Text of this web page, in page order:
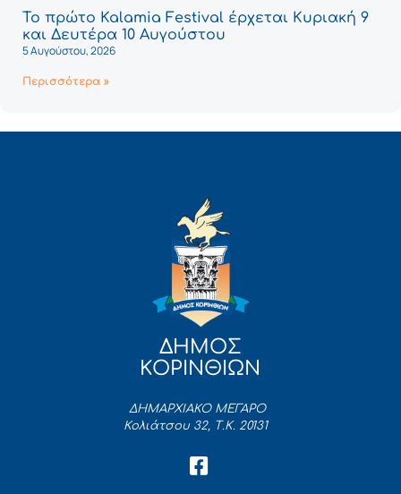
Το πρώτο Kalamia Festival έρχεται Κυριακή 9
και Δευτέρα 10 Αυγούστου
5 Αυγούστου, 2026
Περισσότερα »
ΔΗΜΟΣ
ΚΟΡΙΝΘΙΩΝ
ΔΗΜΑΡΧΙΑΚΟ ΜΕΓΑΡΟ
Κολιάτσου 32, Τ.Κ. 20131